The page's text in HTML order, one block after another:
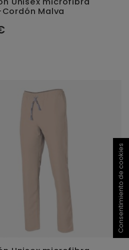
Malva
Consentimiento de cookies